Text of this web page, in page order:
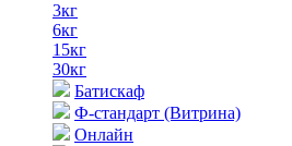
3кг
6кг
15кг
30кг
Батискаф
Ф-стандарт (Витрина)
Онлайн